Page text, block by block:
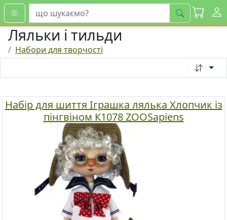
шукати
Ляльки і тильди
Набори для творчості
Набір для шиття Іграшка лялька Хлопчик із
пінгвіном К1078 ZOOSapiens